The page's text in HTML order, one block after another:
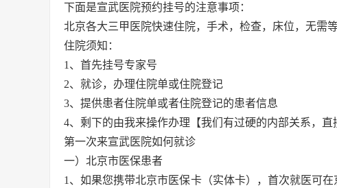
下面是宣武医院预约挂号的注意事项：
北京各大三甲医院快速住院，手术，检查，床位，无需
住院须知：
1、首先挂号专家号
2、就诊，办理住院单或住院登记
3、提供患者住院单或者住院登记的患者信息
4、剩下的由我来操作办理【我们有过硬的内部关系，直
第一次来宣武医院如何就诊
一）北京市医保患者
1、如果您携带北京市医保卡（实体卡），首次就医可